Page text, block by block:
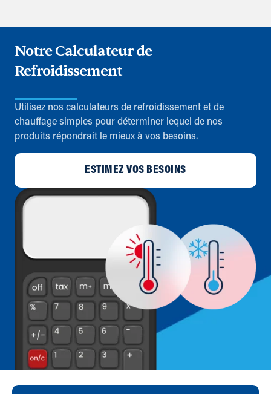
Notre Calculateur de
Refroidissement
Utilisez nos calculateurs de refroidissement et de
chauffage simples pour déterminer lequel de nos
produits répondrait le mieux à vos besoins.
ESTIMEZ VOS BESOINS